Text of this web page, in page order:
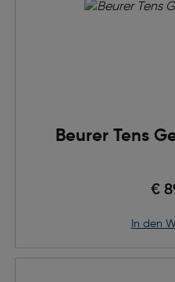
Beurer Tens
€
in den